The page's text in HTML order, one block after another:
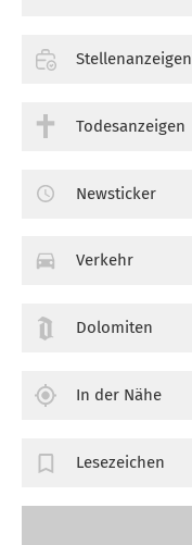
Stellenanzeigen
Todesanzeigen
Newsticker
Verkehr
Dolomiten
In der Nähe
Lesezeichen